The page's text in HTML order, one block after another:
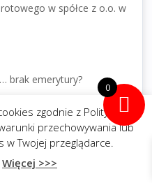
w spółce z o.o. w
brak emerytury?
zgromadzeniu wspólników
zgodnie z Polityką
przechowywania lub
w Twojej przeglądarce.
Więcej >>>
0